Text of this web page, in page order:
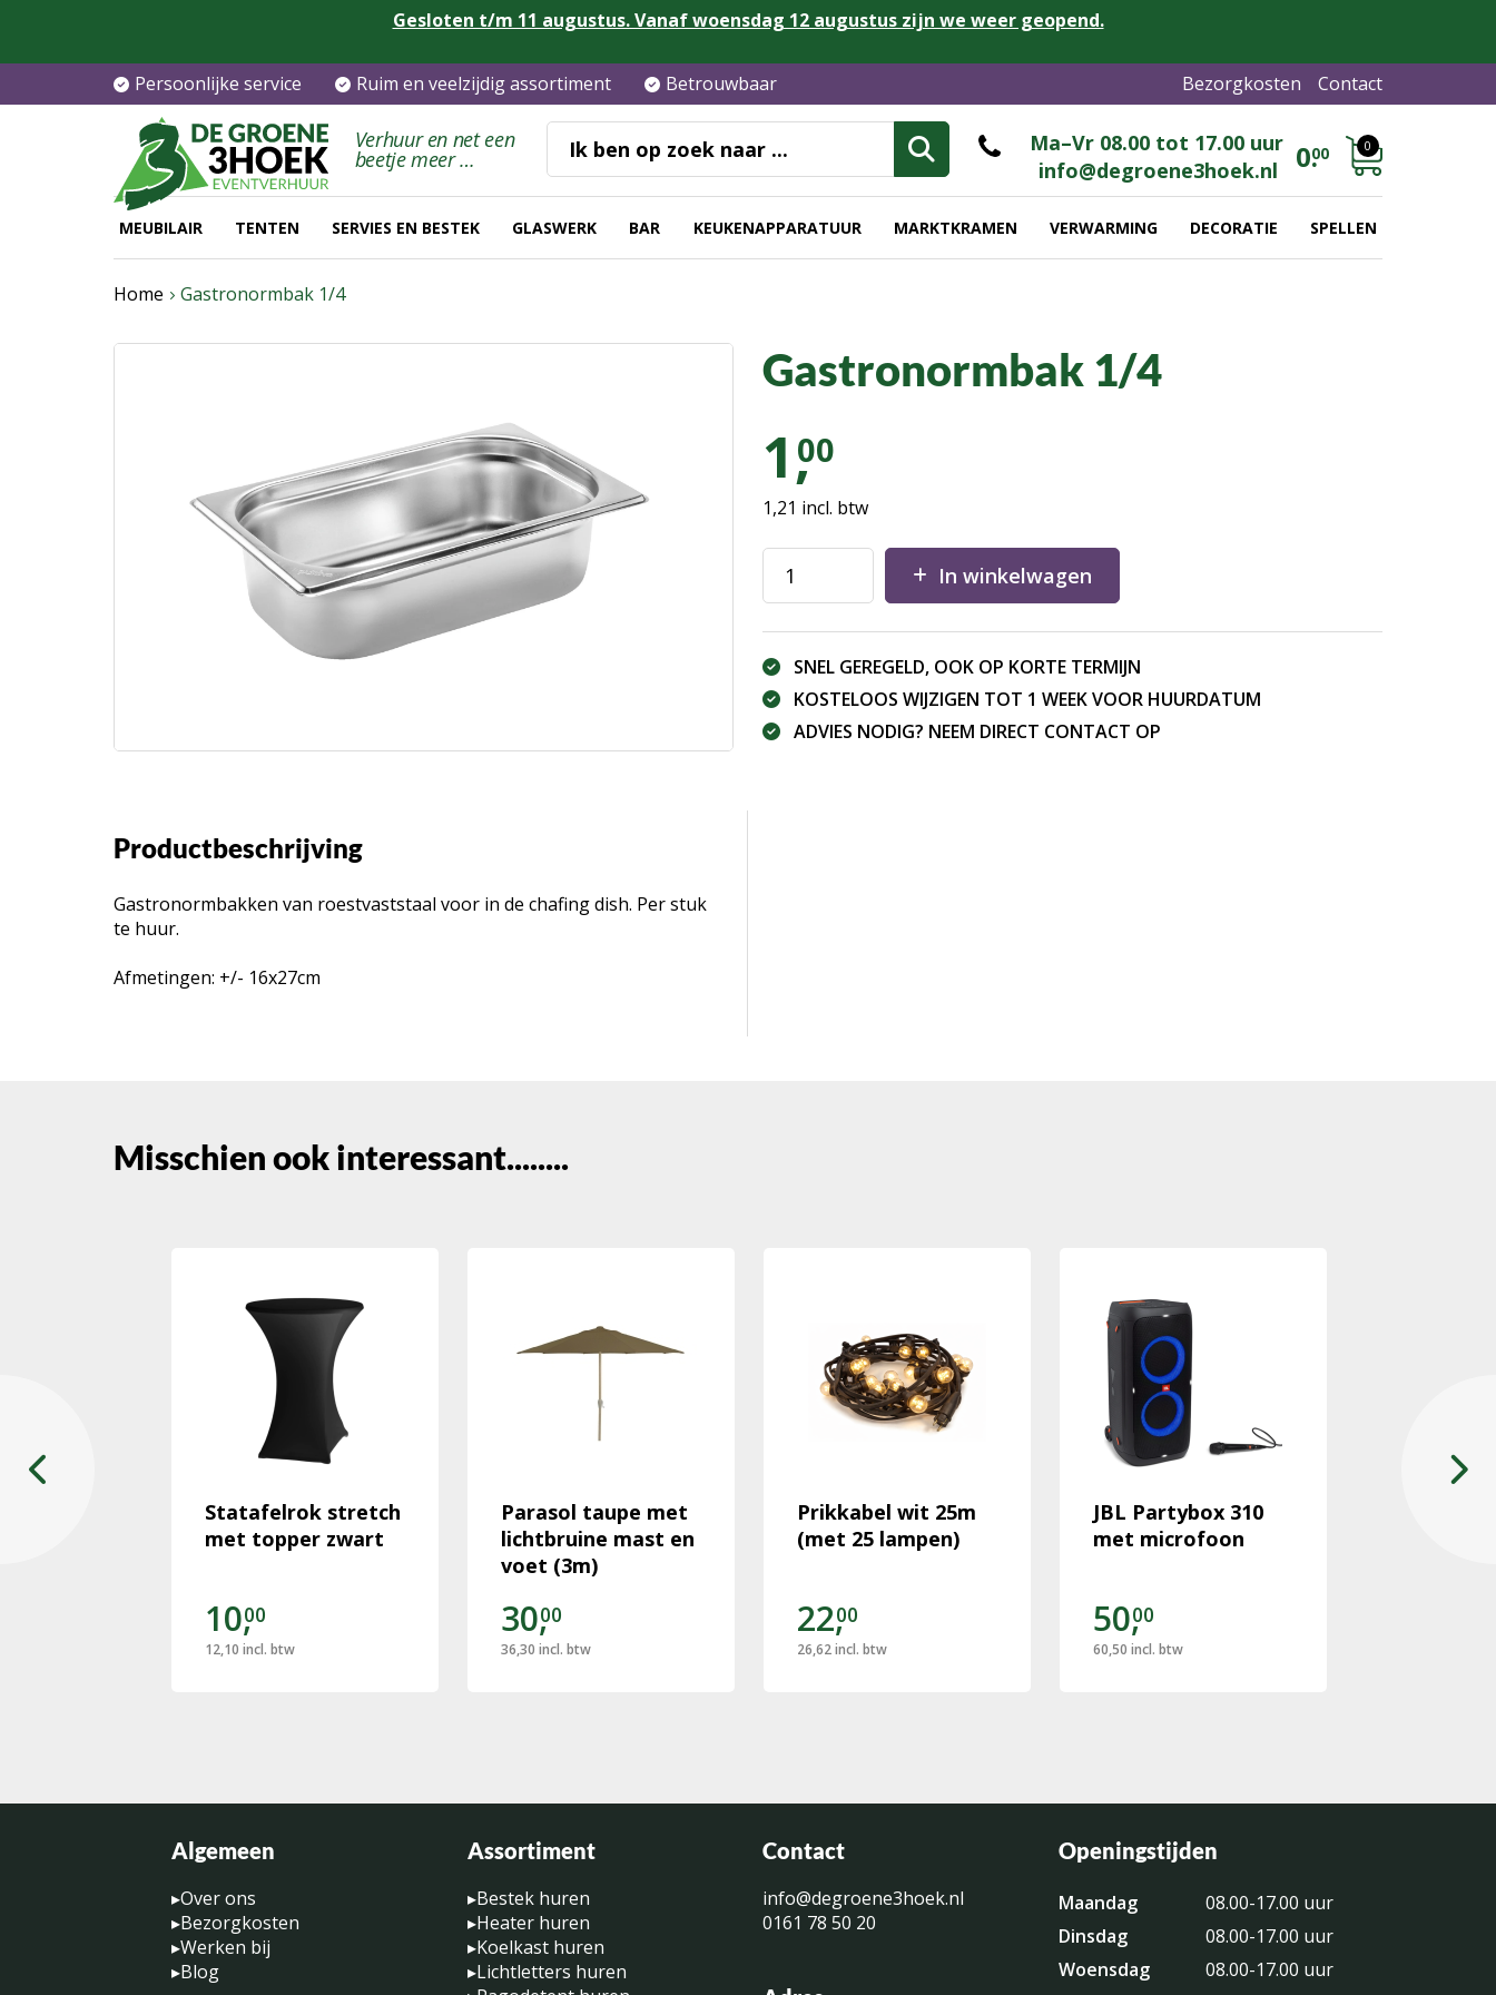
Gesloten t/m 11 augustus. Vanaf woensdag 12 augustus zijn we weer geopend.
Persoonlijke service Ruim en veelzijdig assortiment Betrouwbaar Bezorgkosten Contact
Verhuur en net een
beetje meer …
Ma–Vr 08.00 tot 17.00 uur
info@degroene3hoek.nl
0.00 0
MEUBILAIR TENTEN SERVIES EN BESTEK GLASWERK BAR KEUKENAPPARATUUR MARKTKRAMEN VERWARMING DECORATIE SPELLEN
Home Gastronormbak 1/4
Gastronormbak 1/4
1,00
1,21 incl. btw
In winkelwagen
SNEL GEREGELD, OOK OP KORTE TERMIJN
KOSTELOOS WIJZIGEN TOT 1 WEEK VOOR HUURDATUM
ADVIES NODIG? NEEM DIRECT CONTACT OP
Productbeschrijving
Gastronormbakken van roestvaststaal voor in de chafing dish. Per stuk
te huur.
Afmetingen: +/- 16x27cm
Misschien ook interessant........
Statafelrok stretch
met topper zwart
10,00
12,10 incl. btw
Parasol taupe met
lichtbruine mast en
voet (3m)
30,00
36,30 incl. btw
Prikkabel wit 25m
(met 25 lampen)
22,00
26,62incl. btw
JBL Partybox 310
met microfoon
50,00
60,50 incl. btw
Algemeen
▸Over ons
▸Bezorgkosten
▸Werken bij
▸Blog
Assortiment
▸Bestek huren
▸Heater huren
▸Koelkast huren
▸Lichtletters huren
Contact
info@degroene3hoek.nl
0161 78 50 20
Openingstijden
Maandag
08.00-17.00 uur
Dinsdag
08.00-17.00 uur
Woensdag
08.00-17.00 uur